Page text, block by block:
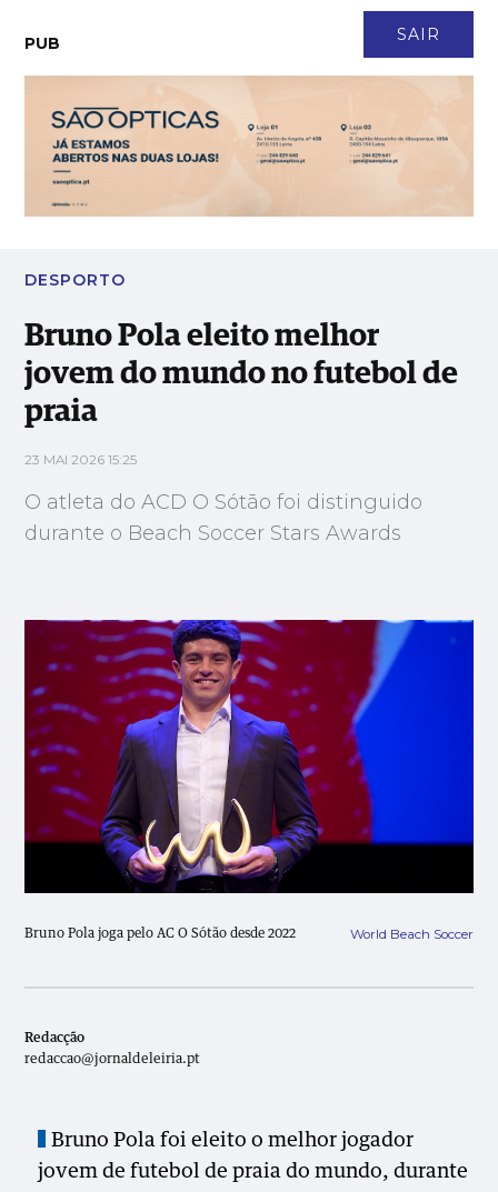
SAIR
PUB
Bruno Pola eleito melhor jovem do mundo no futebol de praia
DESPORTO
Bruno Pola eleito melhor
jovem do mundo no futebol de
praia
23 MAI 2026 15:25
O atleta do ACD O Sótão foi distinguido
durante o Beach Soccer Stars Awards
Bruno Pola joga pelo AC O Sótão desde 2022 World Beach Soccer
Redacção
redaccao@jornaldeleiria.pt
Bruno Pola foi eleito o melhor jogador
jovem de futebol de praia do mundo, durante